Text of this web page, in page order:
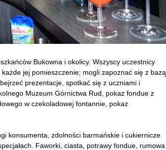
Bukowna i okolicy. Wszyscy uczestnicy
jej pomieszczenie; mogli zapoznać się z bazą
prezentacje, spotkać się z uczniami i
Muzeum Górnictwa Rud, pokaz fondue z
w czekoladowej fontannie, pokaz
konsumenta, zdolności barmańskie i cukiernicze.
Faworki, ciasta, potrawy fondue, rumowa